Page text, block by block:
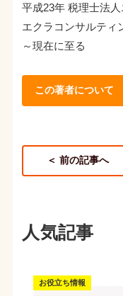
平成23年 税理士法
エクラコンサルティ
～現在に至る
この著者について
＜ 前の記事へ
人気記事
お役立ち情報